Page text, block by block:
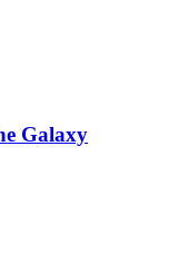
Galaxy